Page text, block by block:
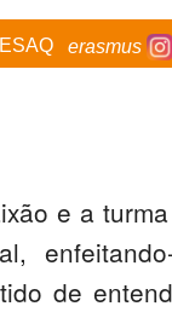
erasmus
e a turma
de